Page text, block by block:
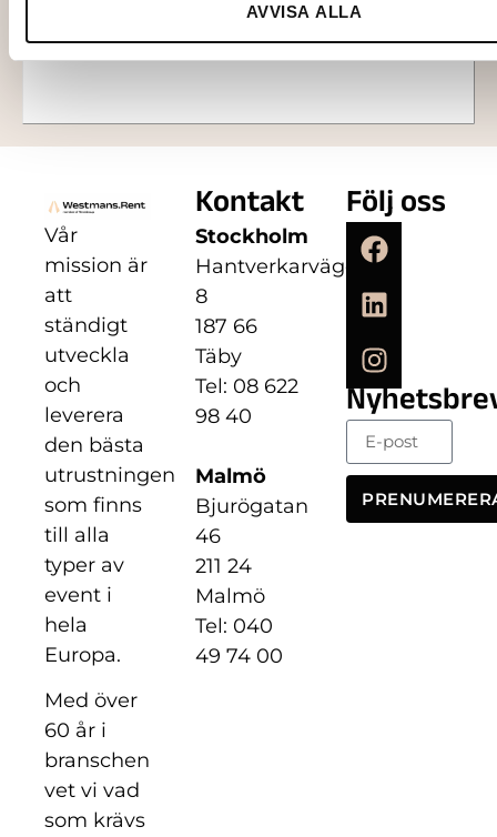
AVVISA ALLA
Lägg till i varukorg
Vår
mission är
att
ständigt
utveckla
och
leverera
den bästa
utrustningen
som finns
till alla
typer av
event i
hela
Europa.
Med över
60 år i
branschen
vet vi vad
som krävs
Kontakt
Stockholm
Hantverkarvägen
8
187 66
Täby
Tel: 08 622
98 40
Malmö
Bjurögatan
46
211 24
Malmö
Tel: 040
49 74 00
Följ oss